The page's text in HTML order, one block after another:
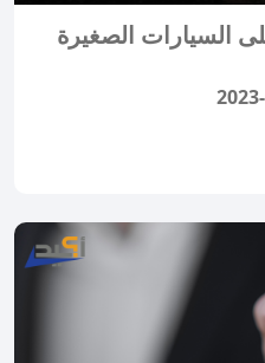
السيارات الصغيرة